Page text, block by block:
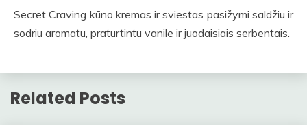
Secret Craving kūno kremas ir sviestas pasižymi saldžiu ir
sodriu aromatu, praturtintu vanile ir juodaisiais serbentais.
Related Posts